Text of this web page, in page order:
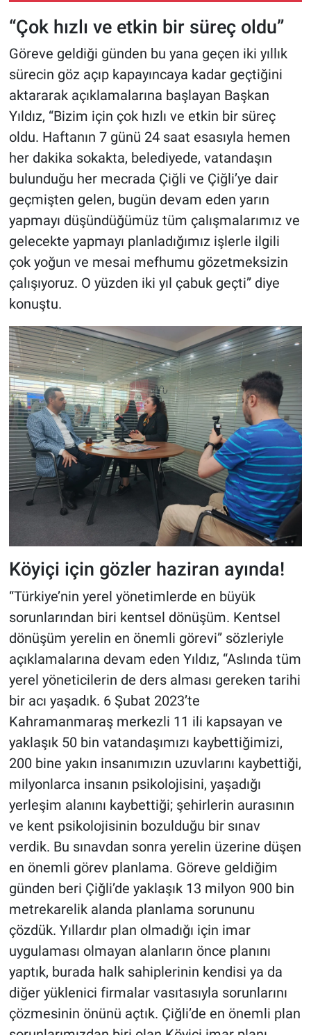
“Çok hızlı ve etkin bir süreç oldu”
Göreve geldiği günden bu yana geçen iki yıllık
sürecin göz açıp kapayıncaya kadar geçtiğini
aktararak açıklamalarına başlayan Başkan
Yıldız, “Bizim için çok hızlı ve etkin bir süreç
oldu. Haftanın 7 günü 24 saat esasıyla hemen
her dakika sokakta, belediyede, vatandaşın
bulunduğu her mecrada Çiğli ve Çiğli’ye dair
geçmişten gelen, bugün devam eden yarın
yapmayı düşündüğümüz tüm çalışmalarımız ve
gelecekte yapmayı planladığımız işlerle ilgili
çok yoğun ve mesai mefhumu gözetmeksizin
çalışıyoruz. O yüzden iki yıl çabuk geçti” diye
konuştu.
Köyiçi için gözler haziran ayında!
“Türkiye’nin yerel yönetimlerde en büyük
sorunlarından biri kentsel dönüşüm. Kentsel
dönüşüm yerelin en önemli görevi” sözleriyle
açıklamalarına devam eden Yıldız, “Aslında tüm
yerel yöneticilerin de ders alması gereken tarihi
bir acı yaşadık. 6 Şubat 2023’te
Kahramanmaraş merkezli 11 ili kapsayan ve
yaklaşık 50 bin vatandaşımızı kaybettiğimizi,
200 bine yakın insanımızın uzuvlarını kaybettiği,
milyonlarca insanın psikolojisini, yaşadığı
yerleşim alanını kaybettiği; şehirlerin aurasının
ve kent psikolojisinin bozulduğu bir sınav
verdik. Bu sınavdan sonra yerelin üzerine düşen
en önemli görev planlama. Göreve geldiğim
günden beri Çiğli’de yaklaşık 13 milyon 900 bin
metrekarelik alanda planlama sorununu
çözdük. Yıllardır plan olmadığı için imar
uygulaması olmayan alanların önce planını
yaptık, burada halk sahiplerinin kendisi ya da
diğer yüklenici firmalar vasıtasıyla sorunlarını
çözmesinin önünü açtık. Çiğli’de en önemli plan